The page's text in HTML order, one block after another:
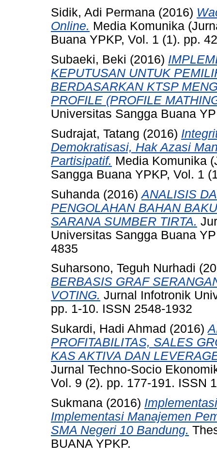
Sidik, Adi Permana (2016)
Online. Media Komunika
Buana YPKP, Vol. 1 (1). pp.
Subaeki, Beki (2016)
KEPUTUSAN UNTUK
BERDASARKAN KTSP
PROFILE (PROFILE
Universitas Sangga Buana
Sudrajat, Tatang (2016)
Demokratisasi, Hak Azasi
Partisipatif. Media Komunika
Sangga Buana YPKP, Vol. 1
Suhanda (2016)ANALISIS
PENGOLAHAN BAHAN
SARANA SUMBER TIRTA.
Universitas Sangga Buana
4835
Suharsono, Teguh Nurhadi
BERBASIS GRAF
VOTING. Jurnal Infotronik
pp. 1-10. ISSN 2548-1932
Sukardi, Hadi Ahmad (2016)
PROFITABILITAS, SALES
KAS AKTIVA DAN
Jurnal Techno-Socio
Vol. 9 (2). pp. 177-191. ISSN
Sukmana (2016)
Implementasi Manajemen
SMA Negeri 10 Bandung.
BUANA YPKP.